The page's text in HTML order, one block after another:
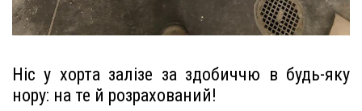
Ніс у хорта залізе за здобиччю в будь-яку
нору: на те й розрахований!